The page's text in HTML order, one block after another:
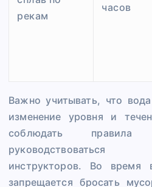
рекам
часов
Важно учитывать, что
изменение уровня и
соблюдать правила
руководствоваться
инструкторов. Во время
запрещается бросать